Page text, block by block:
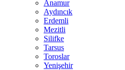
Anamur
Aydıncık
Erdemli
Mezitli
Silifke
Tarsus
Toroslar
Yenişehir